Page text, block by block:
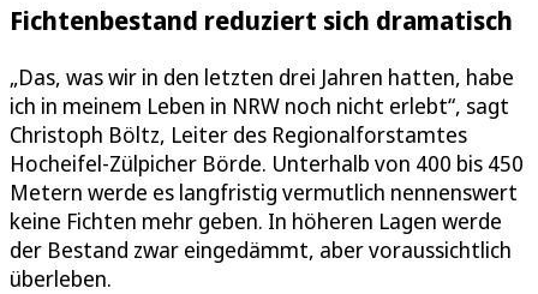
Fichtenbestand reduziert sich dramatisch
„Das, was wir in den letzten drei Jahren hatten, habe
ich in meinem Leben in NRW noch nicht erlebt“, sagt
Christoph Böltz, Leiter des Regionalforstamtes
Hocheifel-Zülpicher Börde. Unterhalb von 400 bis 450
Metern werde es langfristig vermutlich nennenswert
keine Fichten mehr geben. In höheren Lagen werde
der Bestand zwar eingedämmt, aber voraussichtlich
überleben.